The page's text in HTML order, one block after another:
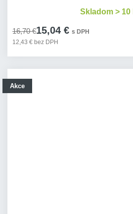
16,70 €15,04 € s DPH
12,43 € bez DPH
Skladom > 10
Akce